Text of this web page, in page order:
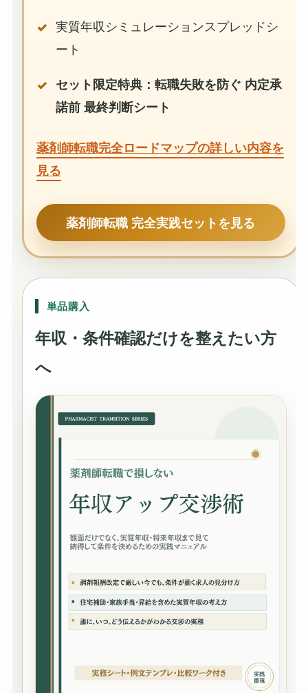
実質年収シミュレーションスプレッドシ
ート
セット限定特典：転職失敗を防ぐ 内定承
諾前 最終判断シート
薬剤師転職完全ロードマップの詳しい内容を
見る
薬剤師転職 完全実践セットを見る
単品購入
年収・条件確認だけを整えたい方
へ